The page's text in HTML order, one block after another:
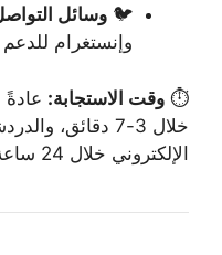
🐦 وسائل
وإنستغرام للدعم
⏱️ وقت الاستجابة: عادةً
خلال 3-7 دقائق،
الإلكتروني خلال 24 ساعة.